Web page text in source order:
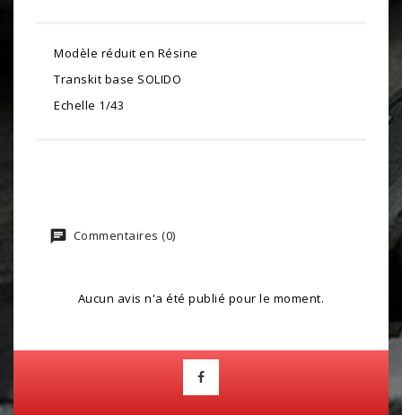
Modèle réduit en Résine
Transkit base SOLIDO
Echelle 1/43
Commentaires (0)
Aucun avis n'a été publié pour le moment.